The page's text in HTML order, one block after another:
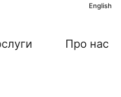
English
Про нас